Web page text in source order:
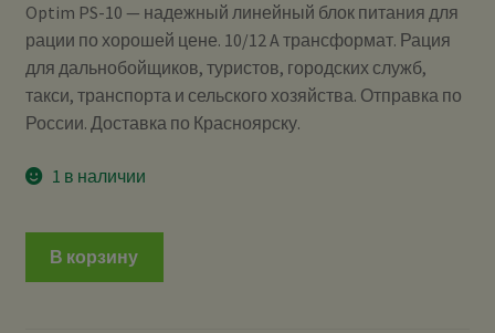
Optim PS-10 — надежный линейный блок питания для
рации по хорошей цене. 10/12 A трансформат. Рация
для дальнобойщиков, туристов, городских служб,
такси, транспорта и сельского хозяйства. Отправка по
России. Доставка по Красноярску.
1 в наличии
В корзину